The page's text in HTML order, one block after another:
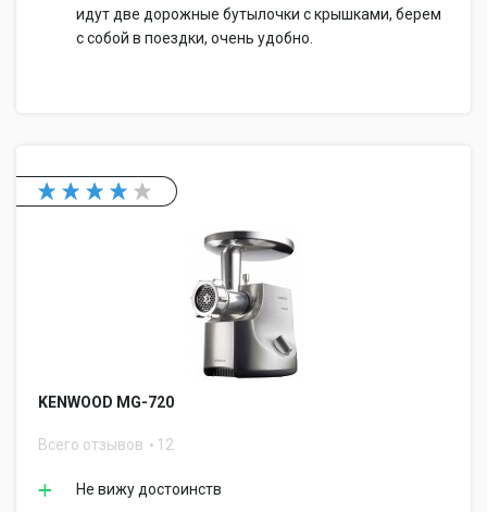
идут две дорожные бутылочки с крышками, берем
с собой в поездки, очень удобно.
KENWOOD MG-720
Всего отзывов 12
Не вижу достоинств